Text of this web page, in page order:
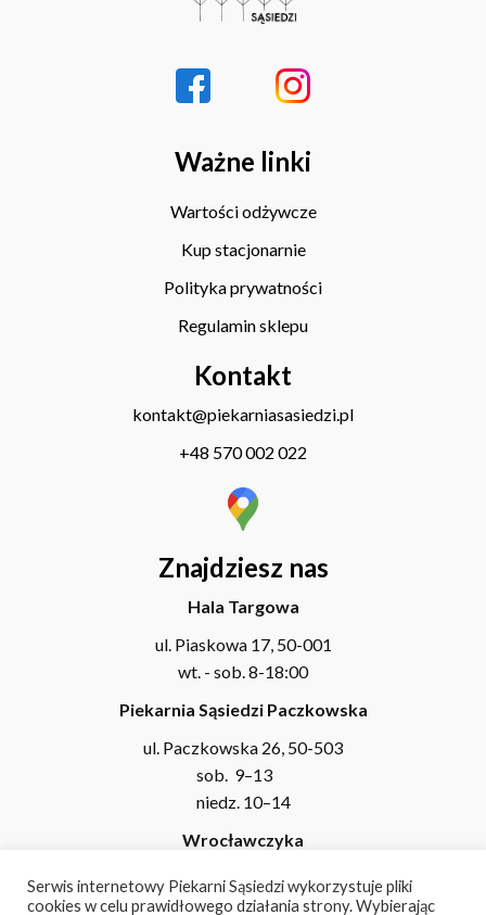
Ważne linki
Wartości odżywcze
Kup stacjonarnie
Polityka prywatności
Regulamin sklepu
Kontakt
kontakt@piekarniasasiedzi.pl
+48 570 002 022
Znajdziesz nas
Hala Targowa
ul. Piaskowa 17, 50-001
wt. - sob. 8-18:00
Piekarnia Sąsiedzi Paczkowska
ul. Paczkowska 26, 50-503
sob. 9–13
niedz. 10–14
Wrocławczyka
ul. Michała Wrocławczyka 37, 50-380
wt. - pt. 7-17
Serwis internetowy Piekarni Sąsiedzi wykorzystuje pliki
cookies w celu prawidłowego działania strony. Wybierając